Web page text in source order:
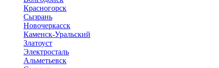
Красногорск
Сызрань
Новочеркасск
Каменск-Уральский
Златоуст
Электросталь
Альметьевск